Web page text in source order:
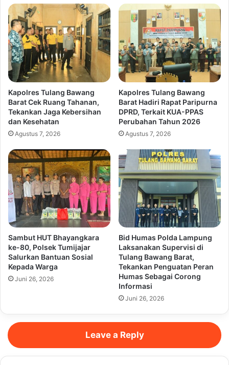
Kapolres Tulang Bawang
Barat Cek Ruang Tahanan,
Tekankan Jaga Kebersihan
dan Kesehatan
Agustus 7, 2026
Kapolres Tulang Bawang
Barat Hadiri Rapat Paripurna
DPRD, Terkait KUA-PPAS
Perubahan Tahun 2026
Agustus 7, 2026
Sambut HUT Bhayangkara
ke-80, Polsek Tumijajar
Salurkan Bantuan Sosial
Kepada Warga
Juni 26, 2026
Bid Humas Polda Lampung
Laksanakan Supervisi di
Tulang Bawang Barat,
Tekankan Penguatan Peran
Humas Sebagai Corong
Informasi
Juni 26, 2026
Leave a Reply